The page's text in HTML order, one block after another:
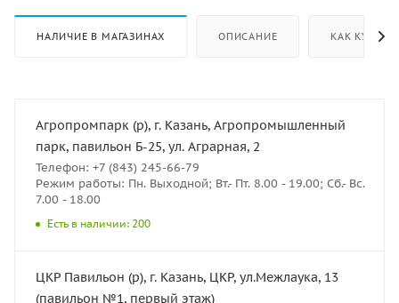
НАЛИЧИЕ В МАГАЗИНАХ ОПИСАНИЕ КАК КУПИТЬ
Агропромпарк (р), г. Казань, Агропромышленный
парк, павильон Б-25, ул. Аграрная, 2
Телефон: +7 (843) 245-66-79
Режим работы: Пн. Выходной; Вт.- Пт. 8.00 - 19.00; Сб.- Вс.
7.00 - 18.00
Есть в наличии: 200
ЦКР Павильон (р), г. Казань, ЦКР, ул.Межлаука, 13
(павильон №1, первый этаж)